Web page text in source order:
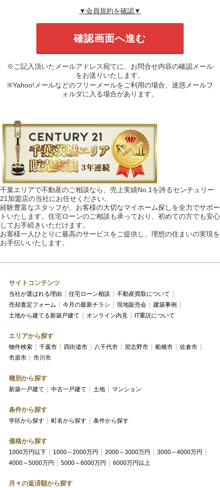
▼会員規約を確認▼
※ご記入頂いたメールアドレス宛てに、お問合せ内容の確認メール
をお送りいたします。
※Yahoo!メールなどのフリーメールをご利用の場合、迷惑メールフ
ォルダに入る場合があります。
千葉エリアで不動産のご相談なら、売上実績No.1を誇るセンチュリー
21加盟店の当社にお任せください。
経験豊富なスタッフが、お客様の大切なマイホーム探しを全力でサポー
トいたします。住宅ローンのご相談も承っており、初めての方でも安心
してお手続きいただけます。
お客様一人ひとりに最高のサービスをご提供し、理想の住まいの実現を
お手伝いいたします。
サイトコンテンツ
当社が選ばれる理由 住宅ローン相談
不動産買取について
売却査定フォーム
今月の最新チラシ 現地販売会
建築事例
土地から建てる新築戸建て
オンライン内見 IT重説について
エリアから探す
物件検索 千葉市 四街道市 八千代市 習志野市 船橋市
佐倉市
市原市
市川市
種別から探す
新築一戸建て 中古一戸建て 土地 マンション
条件から探す
学区から探す 町名から探す 条件から探す
価格から探す
1000万円以下 1000～2000万円 2000～3000万円
3000～4000万円
4000～5000万円
5000～6000万円 6000万円以上
月々の返済額から探す